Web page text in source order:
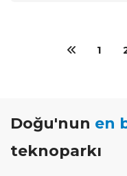
1
Doğu'nun en
teknoparkı